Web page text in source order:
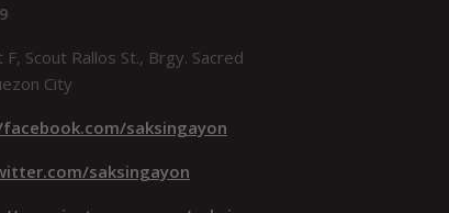
Scout Rallos St., Brgy. Sacred
City
saksingayon
saksingayon